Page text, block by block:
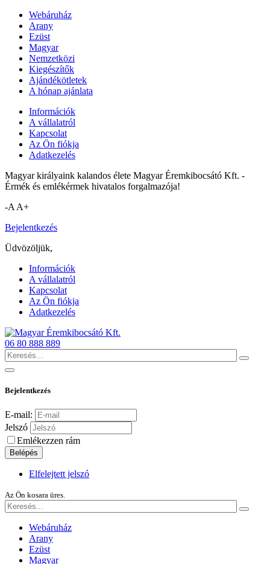
Webáruház
Arany
Ezüst
Magyar
Nemzetközi
Kiegészítők
Ajándékötletek
A hónap ajánlata
Információk
A vállalatról
Kapcsolat
Az Ön fiókja
Adatkezelés
Magyar királyaink kalandos élete Magyar Éremkibocsátó Kft. -
Érmék és emlékérmek hivatalos forgalmazója!
-A A+
Bejelentkezés
Üdvözöljük,
Információk
A vállalatról
Kapcsolat
Az Ön fiókja
Adatkezelés
06 80 888 889
Bejelentkezés
E-mail:
Jelszó
Emlékezzen rám
Belépés
Elfelejtett jelszó
Az Ön kosara üres.
Webáruház
Arany
Ezüst
Magyar